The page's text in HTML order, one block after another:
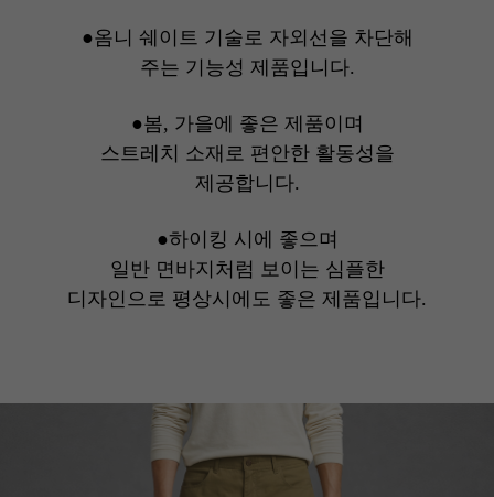
●옴니 쉐이트 기술로 자외선을 차단해
주는 기능성 제품입니다.
●봄, 가을에 좋은 제품이며
스트레치 소재로 편안한 활동성을
제공합니다.
●하이킹 시에 좋으며
일반 면바지처럼 보이는 심플한
디자인으로 평상시에도 좋은 제품입니다.